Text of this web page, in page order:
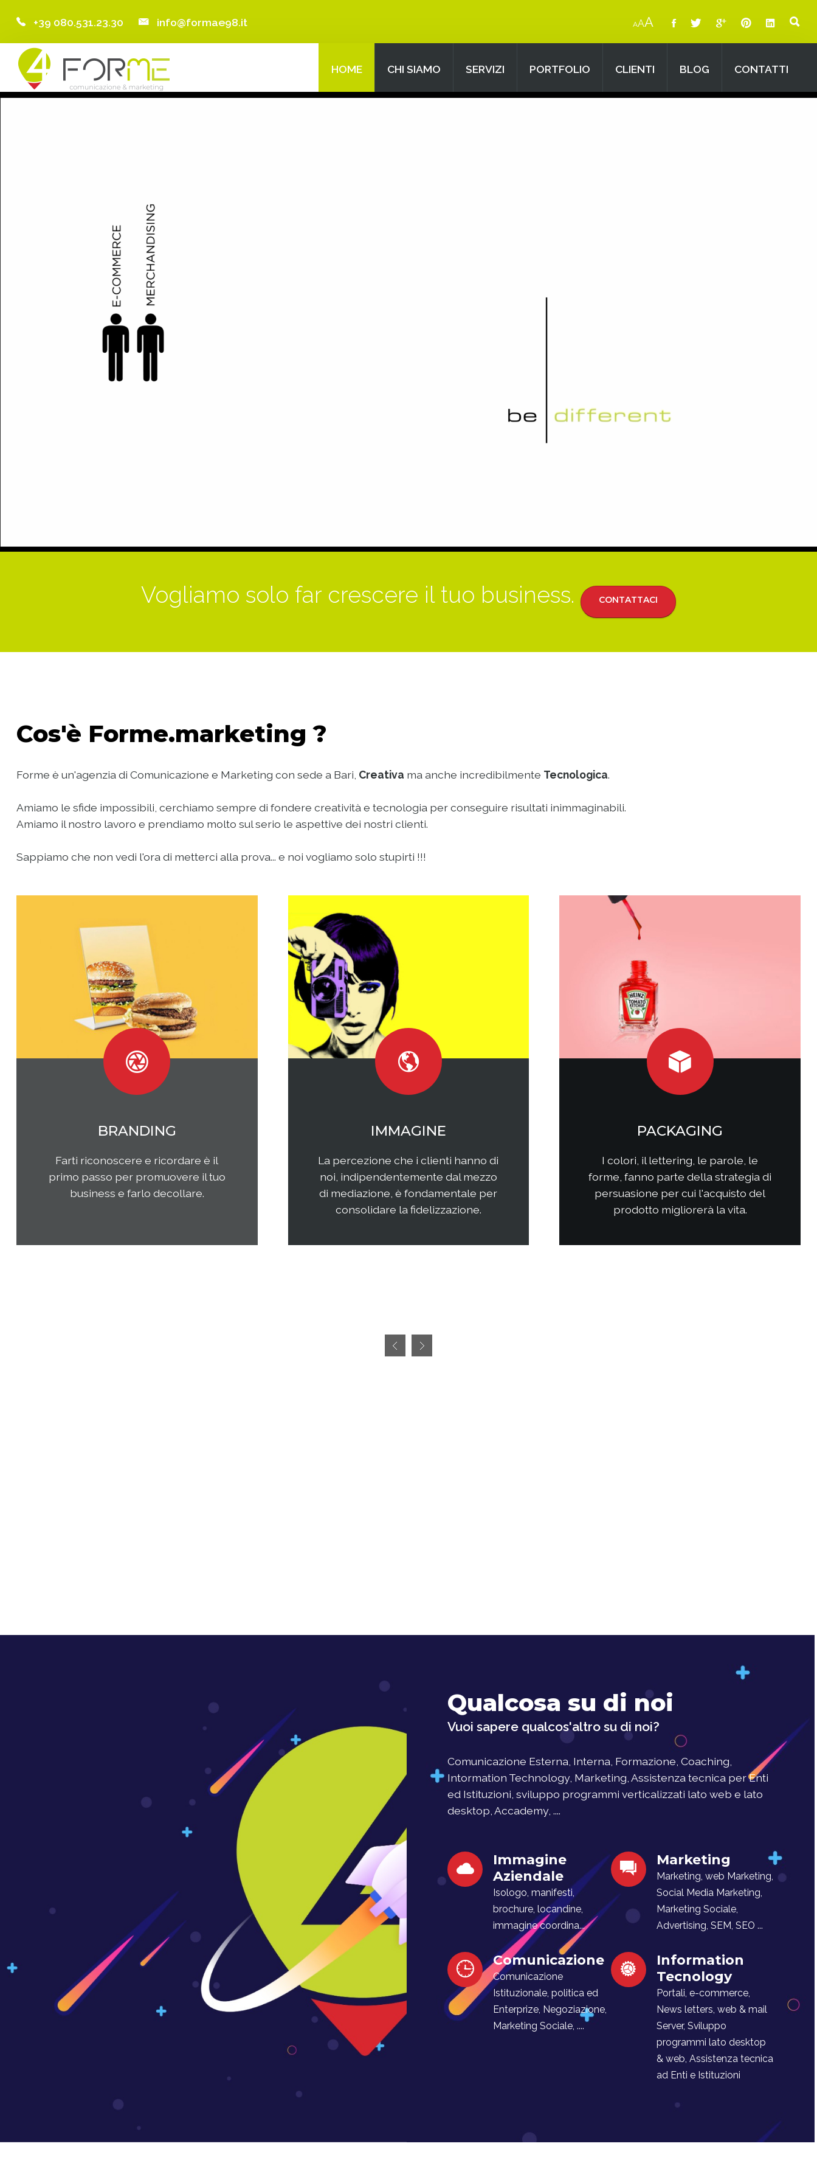
Home
Chi Siamo
+39 080.531.23.30 info@formae98.it
Searchour Site
AAA
HOME CHI SIAMO SERVIZI PORTFOLIO CLIENTI BLOG CONTATTI
Vogliamo solo far crescere il tuo business. CONTATTACI
Cos'è Forme.marketing ?
Forme è un'agenzia di Comunicazione e Marketing con sede a Bari, Creativa ma anche incredibilmente Tecnologica.
Amiamo le sfide impossibili, cerchiamo sempre di fondere creatività e tecnologia per conseguire risultati inimmaginabili.
Amiamo il nostro lavoro e prendiamo molto sul serio le aspettive dei nostri clienti.
Sappiamo che non vedi l'ora di metterci alla prova... e noi vogliamo solo stupirti !!!
MARKETING
Qual è il tuo rapporto con i clienti e
come questi ultimi percepiscono la
tua impresa e i tuoi prodotti o
riferimento?
WEB MARKETING
Il web continua ad essere una
frontiera non facilmente
raggiungibile perchè considerata
semplice ed immediata. Avere
attenta analisi che una specifica
SOCIAL MEDIA
Come questi nuovi media
interagiscono con i consumatori?
Come interagire con clienti/utenti
Come comporre la strategia di
Qualcosa su di noi
Vuoi sapere qualcos'altro su di noi?
Comunicazione Esterna, Interna, Formazione, Coaching,
Intormation Technology, Marketing, Assistenza tecnica per Enti
ed Istituzioni, sviluppo programmi verticalizzati lato web e lato
desktop, Accademy, ....
Immagine
Aziendale
Isologo, manifesti,
brochure, locandine,
immagine coordina...
Marketing
Marketing, web Marketing,
Social Media Marketing,
Marketing Sociale,
Advertising, SEM, SEO ...
Comunicazione
Comunicazione
Istituzionale, politica ed
Enterprize, Negoziazione,
Marketing Sociale, ....
Information
Tecnology
Portali, e-commerce,
News letters, web & mail
Server, Sviluppo
programmi lato desktop
& web, Assistenza tecnica
ad Enti e Istituzioni